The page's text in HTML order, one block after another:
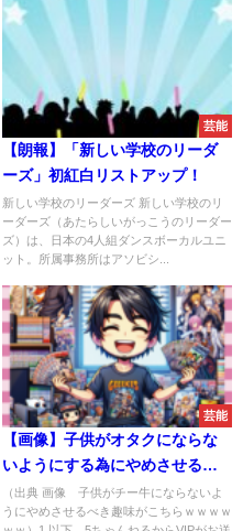
芸能
【朗報】「新しい学校のリーダ
ーズ」初紅白リストアップ！
新しい学校のリーダーズ 新しい学校のリ
ーダーズ（あたらしいがっこうのリーダー
ズ）は、日本の4人組ダンスボーカルユニ
ット。所属事務所はアソビシ...
芸能
【画像】子供がオタクにならな
いようにする為にやめさせるべ
き趣味がこちら
（出典 画像 子供がチー牛にならないよ
うにやめさせるべき趣味がこちらｗｗｗｗ